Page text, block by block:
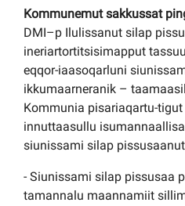
Kommunemut sakkussat
DMI–p Ilulissanut silap
ineriartortitsisimapput
eqqor-iaasoqarluni
ikkumaarneranik –
Kommunia pisariaqartu-
innuttaasullu
siunissami silap
- Siunissami silap pissusaa
tamannalu maannamiit